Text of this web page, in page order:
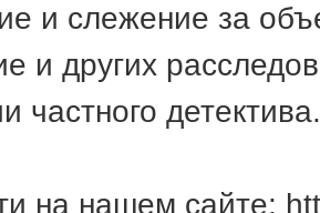
и слежение за
и других
частного детектива.
на нашем сайте: